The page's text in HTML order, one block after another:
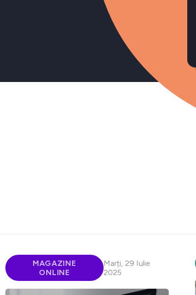
MAGAZINE
ONLINE
Marți, 29 Iulie
2025